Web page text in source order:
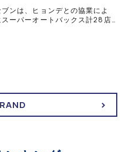
ンは、ヒョンデとの協業によ
ーパーオートバックス計28店
ることを発表。ZEVの試乗体験
係性と、試乗可能店舗などをレ